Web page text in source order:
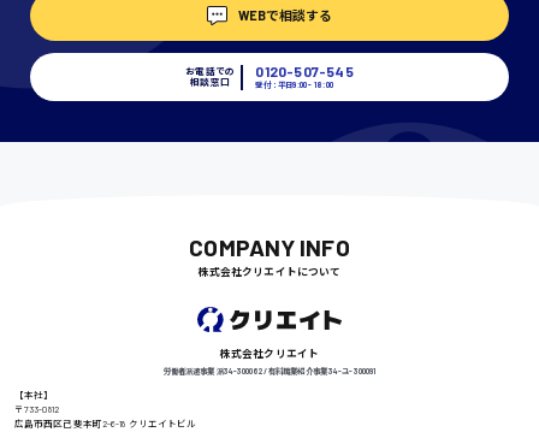
高知県
日給8000円〜
WEBで相談する
お電話での
相談窓口
0120-507-545
受付：平日9:00 - 18:00
COMPANY INFO
株式会社クリエイトについて
株式会社クリエイト
労働者派遣事業 派34-300062 / 有料職業紹介事業 34-ユ-300091
【本社】
〒733-0812
広島市西区己斐本町2-6-18 クリエイトビル